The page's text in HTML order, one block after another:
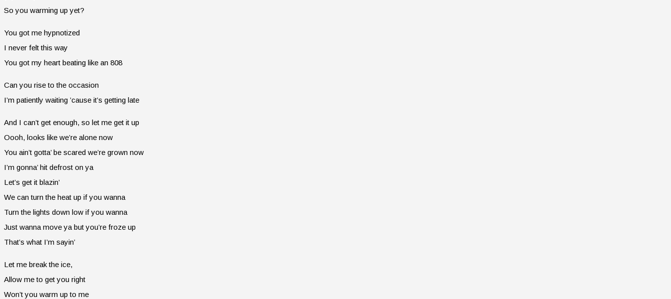
So you warming up yet?
You got me hypnotized
I never felt this way
You got my heart beating like an 808
Can you rise to the occasion
I’m patiently waiting ’cause it’s getting late
And I can’t get enough, so let me get it up
Oooh, looks like we’re alone now
You ain’t gotta’ be scared we’re grown now
I’m gonna’ hit defrost on ya
Let’s get it blazin’
We can turn the heat up if you wanna
Turn the lights down low if you wanna
Just wanna move ya but you’re froze up
That’s what I’m sayin’
Let me break the ice,
Allow me to get you right
Won’t you warm up to me